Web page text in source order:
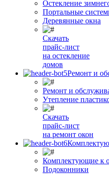
Остекление
Портальные
Деревянные окна
Скачать
прайс-лист
на остекление
домов
Ремонт и
Ремонт и
Утепление
Скачать
прайс-лист
на ремонт окон
Комплектующие к
Подоконники